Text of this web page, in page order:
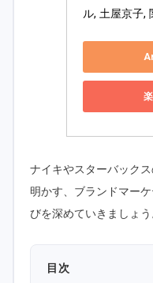
ル, 土屋京子,
ナイキやスターバック
明かす、ブランドマー
びを深めていきましょう
目次